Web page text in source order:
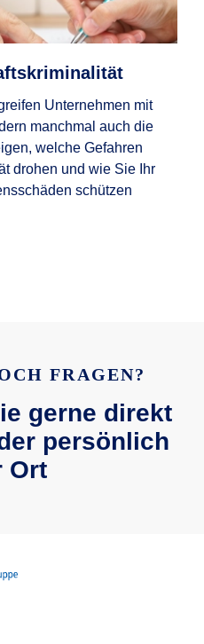
Unternehmen mit
manchmal auch die
welche Gefahren
drohen und wie Sie Ihr
schützen
FRAGEN?
gerne direkt
persönlich
Ort